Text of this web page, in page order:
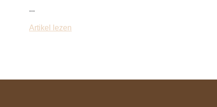
...
Artikel lezen